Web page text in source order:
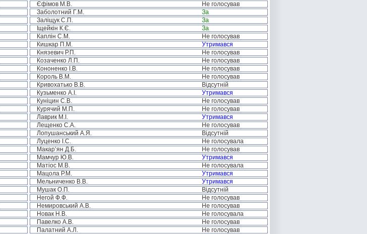
Єфімов М.В.
Не голосував
Заболотний Г.М.
За
Заліщук С.П.
За
Іщейкін К.Є.
За
Каплін С.М.
Не голосував
Кишкар П.М.
Утримався
Князевич Р.П.
Не голосував
Козаченко Л.П.
Не голосував
Кононенко І.В.
Не голосував
Король В.М.
Не голосував
Кривохатько В.В.
Відсутній
Кузьменко А.І.
Утримався
Куніцин С.В.
Не голосував
Курячий М.П.
Не голосував
Лаврик М.І.
Утримався
Лещенко С.А.
Не голосував
Лопушанський А.Я.
Відсутній
Луценко І.С.
Не голосувала
Макар’ян Д.Б.
Не голосував
Мамчур Ю.В.
Утримався
Матіос М.В.
Не голосувала
Мацола Р.М.
Утримався
Мельниченко В.В.
Утримався
Мушак О.П.
Відсутній
Негой Ф.Ф.
Не голосував
Немировський А.В.
Не голосував
Новак Н.В.
Не голосувала
Павелко А.В.
Не голосував
Палатний А.Л.
Не голосував